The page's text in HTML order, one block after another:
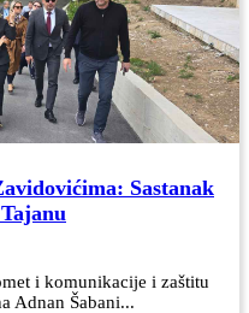
Sastanak
i komunikacije i zaštitu
Adnan Šabani...